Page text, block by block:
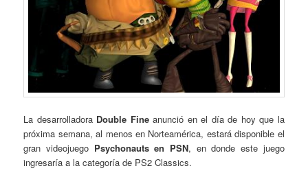
La desarrolladora Double Fineanunció en el día de hoy que la
próxima semana, al menos en Norteamérica, estará disponible el
gran videojuego Psychonauts en PSN, en donde este juego
ingresaría a la categoría de PS2 Classics.